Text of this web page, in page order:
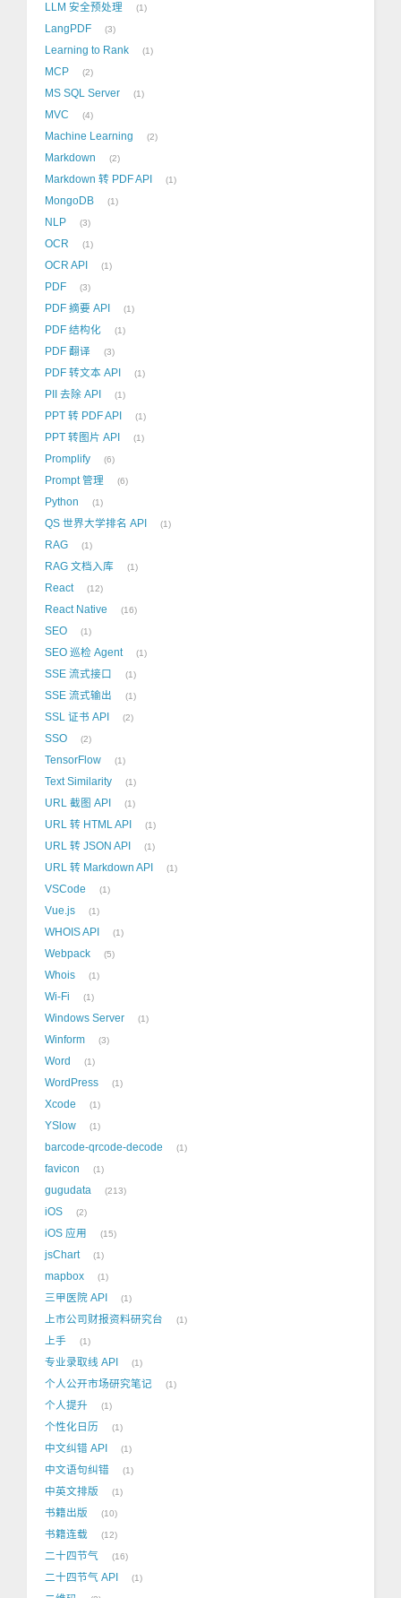
LLM 安全预处理 1
LangPDF 3
Learning to Rank 1
MCP 2
MS SQL Server 1
MVC 4
Machine Learning 2
Markdown 2
Markdown 转 PDF API 1
MongoDB 1
NLP 3
OCR 1
OCR API 1
PDF 3
PDF 摘要 API 1
PDF 结构化 1
PDF 翻译 3
PDF 转文本 API 1
PII 去除 API 1
PPT 转 PDF API 1
PPT 转图片 API 1
Promplify 6
Prompt 管理 6
Python 1
QS 世界大学排名 API 1
RAG 1
RAG 文档入库 1
React 12
React Native 16
SEO 1
SEO 巡检 Agent 1
SSE 流式接口 1
SSE 流式输出 1
SSL 证书 API 2
SSO 2
TensorFlow 1
Text Similarity 1
URL 截图 API 1
URL 转 HTML API 1
URL 转 JSON API 1
URL 转 Markdown API 1
VSCode 1
Vue.js 1
WHOIS API 1
Webpack 5
Whois 1
Wi-Fi 1
Windows Server 1
Winform 3
Word 1
WordPress 1
Xcode 1
YSlow 1
barcode-qrcode-decode 1
favicon 1
gugudata 213
iOS 2
iOS 应用 15
jsChart 1
mapbox 1
三甲医院 API 1
上市公司财报资料研究台 1
上手 1
专业录取线 API 1
个人公开市场研究笔记 1
个人提升 1
个性化日历 1
中文纠错 API 1
中文语句纠错 1
中英文排版 1
书籍出版 10
书籍连载 12
二十四节气 16
二十四节气 API 1